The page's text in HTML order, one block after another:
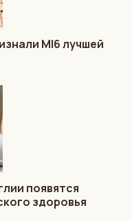
MI6 лучшей
появятся
здоровья